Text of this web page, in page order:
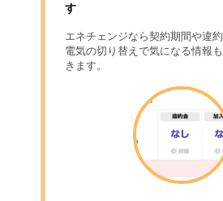
す
エネチェンジなら契約期間や違約
電気の切り替えで気になる情報
きます。